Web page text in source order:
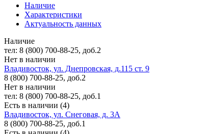
Наличие
Характеристики
Актуальность данных
Наличие
тел: 8 (800) 700-88-25, доб.2
Нет в наличии
Владивосток, ул. Днепровская, д.115 ст. 9
8 (800) 700-88-25, доб.2
Нет в наличии
тел: 8 (800) 700-88-25, доб.1
Есть в наличии (4)
Владивосток, ул. Снеговая, д. 3А
8 (800) 700-88-25, доб.1